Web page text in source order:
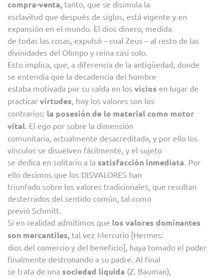
compra-venta, tanto, que se disimula la
esclavitud que después de siglos, está vigente y en
expansión en el mundo. El dios dinero, medida
de todas las cosas, expulsó – cual Zeus – al resto de las
divinidades del Olimpo y reina casi solo.
Esto implica, que, a diferencia de la antigüedad, donde
se entendía que la decadencia del hombre
estaba motivada por su caída en los vicios en lugar de
practicar virtudes, hoy los valores son los
contrarios: la posesión de lo material como motor
vital. El ego por sobre la dimensión
comunitaria, actualmente desacreditada, y por ello los
vínculos se disuelven fácilmente, y el sujeto
se dedica en solitario a la satisfacción inmediata. Por
ello decimos que los DISVALORES han
triunfado sobre los valores tradicionales, que resultan
desterrados del sentido común, tal como
previó Schmitt.
Si en realidad admitimos que los valores dominantes
son mercantiles, tal vez Mercurio [Hermes:
dios del comercio y del beneficio], haya tomado el poder
finalmente destronando a su padre. Al final
se trata de una sociedad líquida (Z. Bauman),